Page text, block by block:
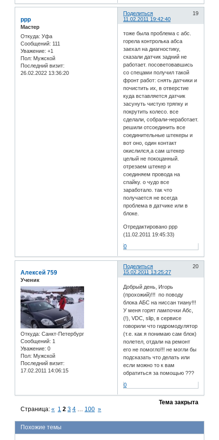
Поделиться
19
11.02.2011 19:42:40
ррр
Мастер
Откуда: Уфа
Сообщений: 111
Уважение: +1
Пол: Мужской
Последний визит:
26.02.2022 13:36:20
тоже была проблема с абс.
горела контролька абса
заехал на диагностику,
сказали датчик задний не
работает. посоветовавшись
со спецами получил такой
фронт работ: снять датчики и
почистить их, в отверстие
куда вставляется датчик
засунуть чистую тряпку и
покрутить колесо. все
сделали, собрали-неработает.
решили отсоединить все
соединительные штекеры и
вот оно, один контакт
окислился,а сам штекер
целый не покоцанный.
отрезаем штекер и
соединяем провода на
спайку. о чудо все
заработало. так что
получается не всегда
проблема в датчике или в
блоке.
Отредактировано ррр
(11.02.2011 19:45:33)
0
Поделиться
20
15.02.2011 13:25:27
Алексей 759
Ученик
Откуда: Санкт-Петербург
Сообщений: 1
Уважение: 0
Пол: Мужской
Последний визит:
17.02.2011 14:06:15
Добрый день, Игорь
(прохожий)!!! по поводу
блока АБС на ниссан тиану!!!
У меня горят лампочки Абс,
(!), VDC, slip, в сервисе
говорили что гидромодулятор
(т.е. как я понимаю сам блок)
полетел, отдали на ремонт
его не помогло!!! не могли бы
подсказать что делать или
если можно то к вам
обратиться за помощью ???
0
Тема закрыта
Страница:« 1 2 3 4 100 »
Похожие темы